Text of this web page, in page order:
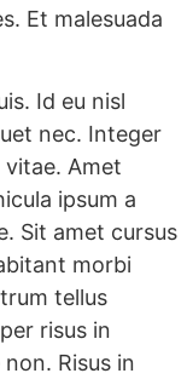
Et malesuada
Id eu nisl
nec. Integer
Amet
ipsum a
Sit amet cursus
morbi
tellus
risus in
Risus in